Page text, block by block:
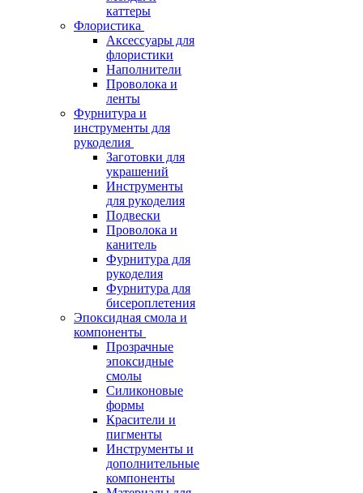
каттеры
Флористика
Аксессуары для
флористики
Наполнители
Проволока и
ленты
Фурнитура и
инструменты для
рукоделия
Заготовки для
украшений
Инструменты
для рукоделия
Подвески
Проволока и
канитель
Фурнитура для
рукоделия
Фурнитура для
бисероплетения
Эпоксидная смола и
компоненты
Прозрачные
эпоксидные
смолы
Силиконовые
формы
Красители и
пигменты
Инструменты и
дополнительные
компоненты